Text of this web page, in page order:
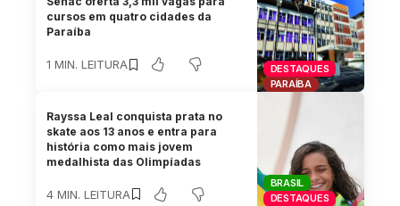
DESTAQUES
PARAÍBA
cursos em quatro cidades da
Paraíba
1 MIN. LEITURA
BRASIL
DESTAQUES
Rayssa Leal conquista prata no
skate aos 13 anos e entra para
história como mais jovem
medalhista das Olimpíadas
4 MIN. LEITURA